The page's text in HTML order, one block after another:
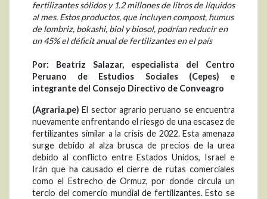
fertilizantes sólidos y 1.2 millones de litros de líquidos
al mes. Estos productos, que incluyen compost, humus
de lombriz, bokashi, biol y biosol, podrían reducir en
un 45% el déficit anual de fertilizantes en el país
Por: Beatriz Salazar, especialista del Centro
Peruano de Estudios Sociales (Cepes) e
integrante del Consejo Directivo de Conveagro
(Agraria.pe) El sector agrario peruano se encuentra
nuevamente enfrentando el riesgo de una escasez de
fertilizantes similar a la crisis de 2022. Esta amenaza
surge debido al alza brusca de precios de la urea
debido al conflicto entre Estados Unidos, Israel e
Irán que ha causado el cierre de rutas comerciales
como el Estrecho de Ormuz, por donde circula un
tercio del comercio mundial de fertilizantes. Esto se